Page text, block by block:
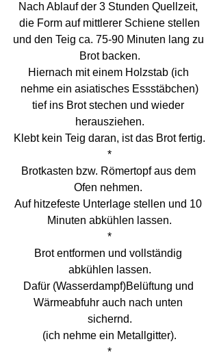
Nach Ablauf der 3 Stunden Quellzeit,
die Form auf mittlerer Schiene stellen
und den Teig ca. 75-90 Minuten lang zu
Brot backen.
Hiernach mit einem Holzstab (ich
nehme ein asiatisches Essstäbchen)
tief ins Brot stechen und wieder
herausziehen.
Klebt kein Teig daran, ist das Brot fertig.
*
Brotkasten bzw. Römertopf aus dem
Ofen nehmen.
Auf hitzefeste Unterlage stellen und 10
Minuten abkühlen lassen.
*
Brot entformen und vollständig
abkühlen lassen.
Dafür (Wasserdampf)Belüftung und
Wärmeabfuhr auch nach unten
sichernd.
(ich nehme ein Metallgitter).
*